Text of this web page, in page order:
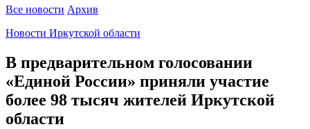
Все новости Архив
Новости Иркутской области
В предварительном голосовании
«Единой России» приняли участие
более 98 тысяч жителей Иркутской
области